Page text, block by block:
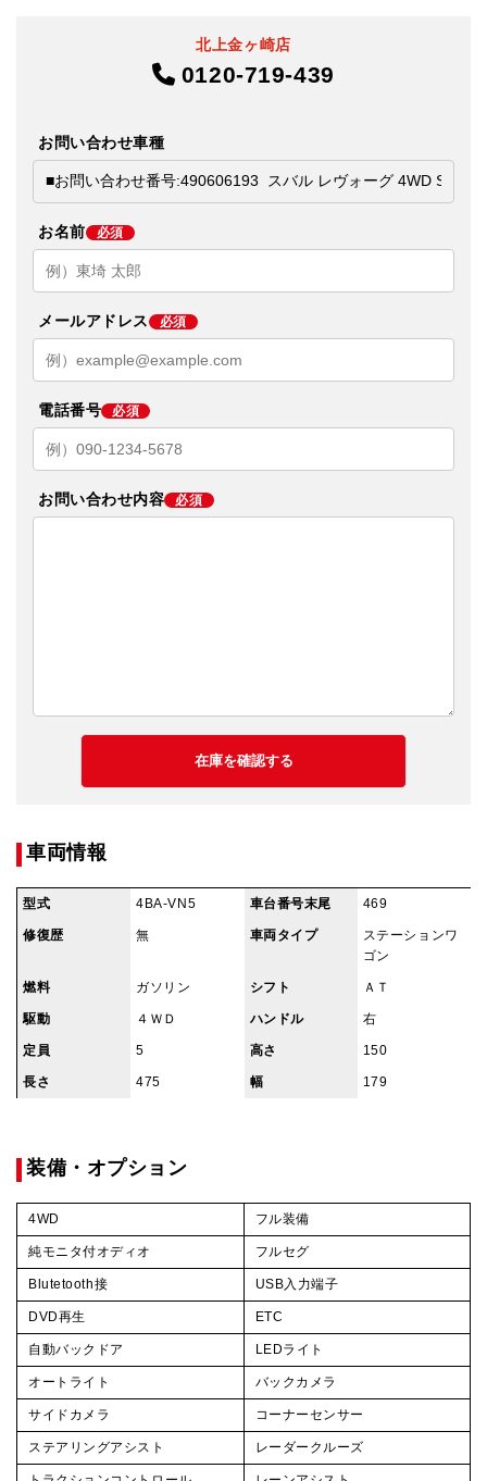
北上金ヶ崎店
0120-719-439
お問い合わせ車種
お名前 必須
メールアドレス 必須
電話番号 必須
お問い合わせ内容 必須
車両情報
型式 4BA-VN5 車台番号末尾 469
修復歴 無 車両タイプ
ステーションワ
ゴン
燃料 ガソリン シフト ＡＴ
駆動 ４ＷＤ ハンドル 右
定員 5 高さ 150
長さ 475 幅 179
装備・オプション
4WD フル装備
純モニタ付オディオ フルセグ
Blutetooth接 USB入力端子
DVD再生 ETC
自動バックドア LEDライト
オートライト バックカメラ
サイドカメラ コーナーセンサー
ステアリングアシスト レーダークルーズ